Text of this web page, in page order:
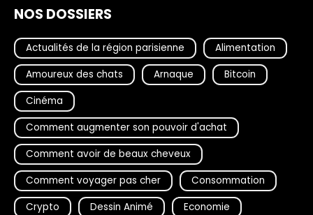
NOS DOSSIERS
Actualités de la région parisienne
Alimentation
Amoureux des chats
Arnaque
Bitcoin
Cinéma
Comment augmenter son pouvoir d'achat
Comment avoir de beaux cheveux
Comment voyager pas cher
Consommation
Crypto
Dessin Animé
Economie